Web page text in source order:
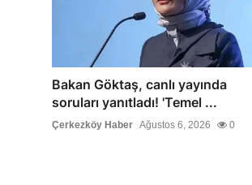
Bakan Göktaş, canlı yayında
soruları yanıtladı! 'Temel ...
Çerkezköy Haber Ağustos 6, 2026 0